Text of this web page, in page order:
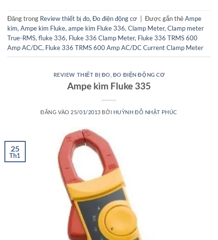
Đăng trong Review thiết bị đo,Đo điện động cơ Được gắn thẻAmpe
kìm,Ampe kìm Fluke,ampe kìm Fluke 336,Clamp Meter,Clamp meter
True-RMS,fluke 336, Fluke 336 Clamp Meter, Fluke 336 TRMS 600
Amp AC/DC, Fluke 336 TRMS 600 Amp AC/DC Current Clamp Meter
REVIEW THIẾT BỊ ĐO ĐO ĐIỆN ĐỘNG CƠ
Ampe kìm Fluke 335
ĐĂNG VÀO 25/01/2013 BỞI HUỲNH ĐỖ NHẬT PHÚC
25
Th1